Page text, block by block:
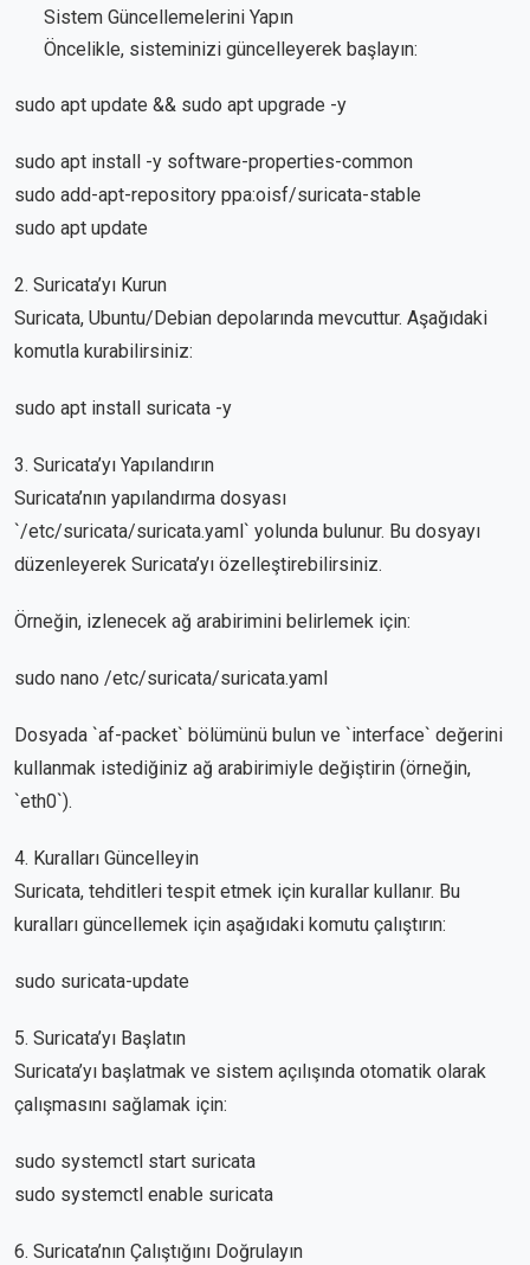
Sistem Güncellemelerini Yapın
Öncelikle, sisteminizi güncelleyerek başlayın:
sudo apt update && sudo apt upgrade -y
sudo apt install -y software-properties-common
sudo add-apt-repository ppa:oisf/suricata-stable
sudo apt update
2. Suricata’yı Kurun
Suricata, Ubuntu/Debian depolarında mevcuttur. Aşağıdaki
komutla kurabilirsiniz:
sudo apt install suricata -y
3. Suricata’yı Yapılandırın
Suricata’nın yapılandırma dosyası
`/etc/suricata/suricata.yaml` yolunda bulunur. Bu dosyayı
düzenleyerek Suricata’yı özelleştirebilirsiniz.
Örneğin, izlenecek ağ arabirimini belirlemek için:
sudo nano /etc/suricata/suricata.yaml
Dosyada `af-packet` bölümünü bulun ve `interface` değerini
kullanmak istediğiniz ağ arabirimiyle değiştirin (örneğin,
`eth0`).
4. Kuralları Güncelleyin
Suricata, tehditleri tespit etmek için kurallar kullanır. Bu
kuralları güncellemek için aşağıdaki komutu çalıştırın:
sudo suricata-update
5. Suricata’yı Başlatın
Suricata’yı başlatmak ve sistem açılışında otomatik olarak
çalışmasını sağlamak için:
sudo systemctl start suricata
sudo systemctl enable suricata
6. Suricata’nın Çalıştığını Doğrulayın